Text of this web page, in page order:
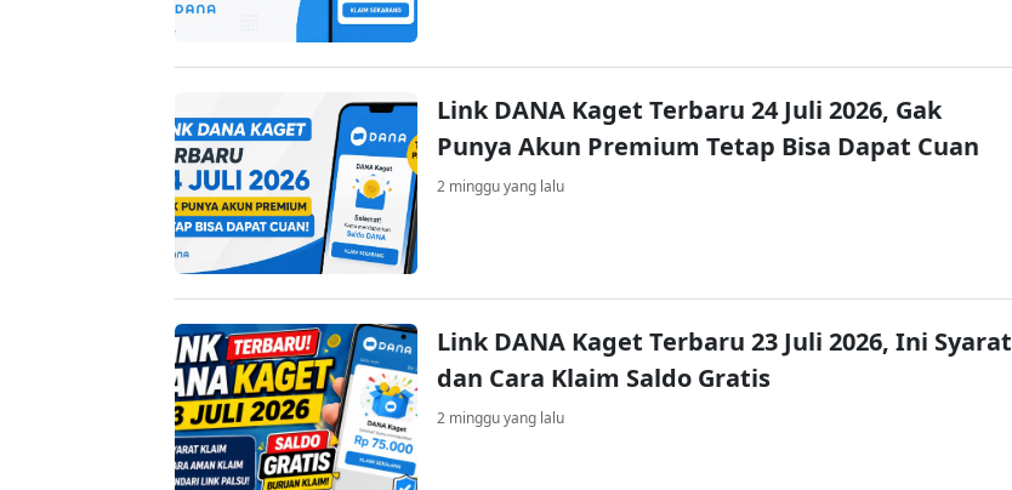
Link DANA Kaget Terbaru 24 Juli 2026, Gak
Punya Akun Premium Tetap Bisa Dapat Cuan
2 minggu yang lalu
Link DANA Kaget Terbaru 23 Juli 2026, Ini Syarat
dan Cara Klaim Saldo Gratis
2 minggu yang lalu